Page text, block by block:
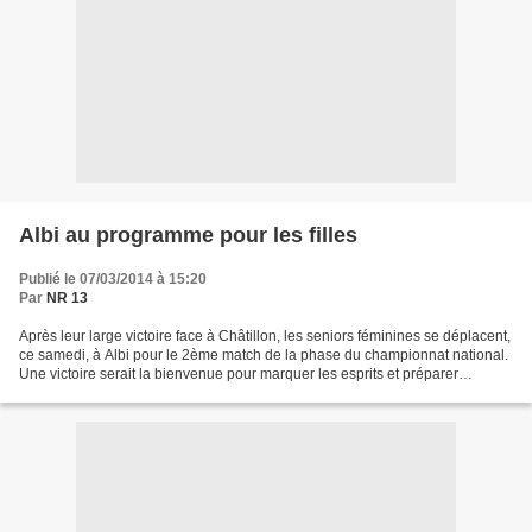
Albi au programme pour les filles
Publié le 07/03/2014 à 15:20
Par NR 13
Après leur large victoire face à Châtillon, les seniors féminines se déplacent,
ce samedi, à Albi pour le 2ème match de la phase du championnat national.
Une victoire serait la bienvenue pour marquer les esprits et préparer